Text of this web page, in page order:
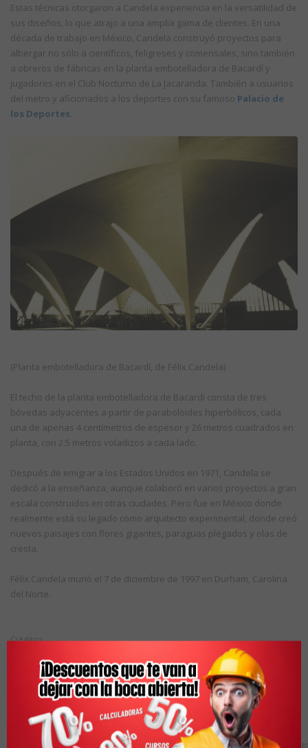
Estas técnicas otorgaron a Candela experiencia en la versatilidad de
sus diseños, lo que atrajo a una amplia gama de clientes. En una
década de trabajo en México, Candela construyó proyectos para
albergar no sólo a científicos, feligreses y comensales, sino también
a obreros de fábricas en la planta embotelladora de Bacardí y
jugadores en el Club Nocturno de La Jacaranda. También a usuarios
del metro y aficionados a los deportes con su famoso Palacio de
los Deportes
(Planta embotelladora de Bacardí, de Félix Candela)
El techo de la planta embotelladora de Bacardí consta de tres
bóvedas adyacentes a partir de paraboloides hiperbólicos, cada
una de apenas 4 centímetros de espesor y 26 metros cuadrados en
planta, con 2.5 metros voladizos a cada lado.
Después de emigrar a los Estados Unidos en 1971, Candela se
dedicó a la enseñanza, aunque colaboró en varios proyectos a gran
escala construidos en otras ciudades. Pero fue en México donde
realmente está su legado como arquitecto experimental, donde creó
nuevos paisajes con flores gigantes, paraguas plegados y olas de
cresta.
Félix Candela murió el 7 de diciembre de 1997 en Durham, Carolina
del Norte.
Créditos:
Texto y compilación por equipo de colaboradores de Buscador de
Arquitectura. (2020, 18 febrero). El arquitecto que hizo del concreto algo
ligero. Noticias de Arquitectura - Buscador de Arquitectura. Recuperado de
noticias.arq.com.mx/Detalles/23298.html#.X8qNUdgzbIU
International Architecture Database (Spanish version). (s. f.). International
Architecture Database. Recuperado de spa.archinform.net/entry.htm?